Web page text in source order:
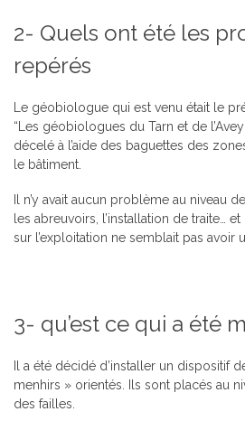
2- Quels ont été les
repérés
Le géobiologue qui est venu était le
“Les géobiologues du Tarn et de
décelé à l’aide des baguettes des
le bâtiment.
Il n’y avait aucun problème au niveau
les abreuvoirs, l’installation de traite…
sur l’exploitation ne semblait pas avoir
3- qu’est ce qui a été
Il a été décidé d’installer un dispositif
menhirs » orientés. Ils sont placés au
des failles.